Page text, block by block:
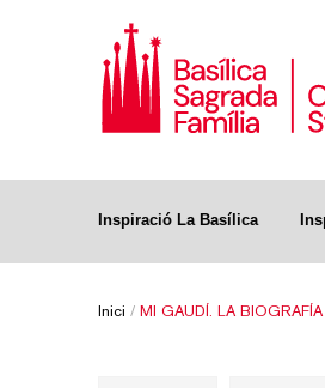
Inspiració La Basílica
Inici / MI GAUDÍ. LA